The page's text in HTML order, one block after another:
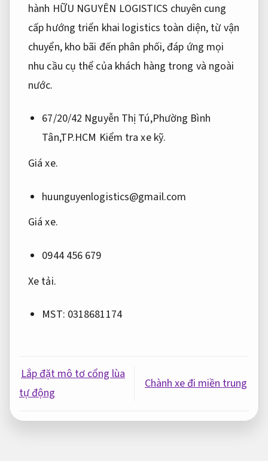
hành HỮU NGUYÊN LOGISTICS chuyên cung
cấp hướng triển khai logistics toàn diện, từ vận
chuyển, kho bãi đến phân phối, đáp ứng mọi
nhu cầu cụ thể của khách hàng trong và ngoài
nước.
67/20/42 Nguyễn Thị Tú,Phường Bình
Tân,TP.HCM Kiểm tra xe kỹ.
Giá xe.
huunguyenlogistics@gmail.com
Giá xe.
0944 456 679
Xe tải.
MST: 0318681174
Lắp đặt mô tơ cổng lùa
tự động
Chành xe đi miền trung